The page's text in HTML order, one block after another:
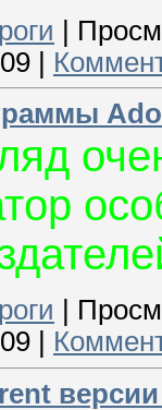
|
|
версии